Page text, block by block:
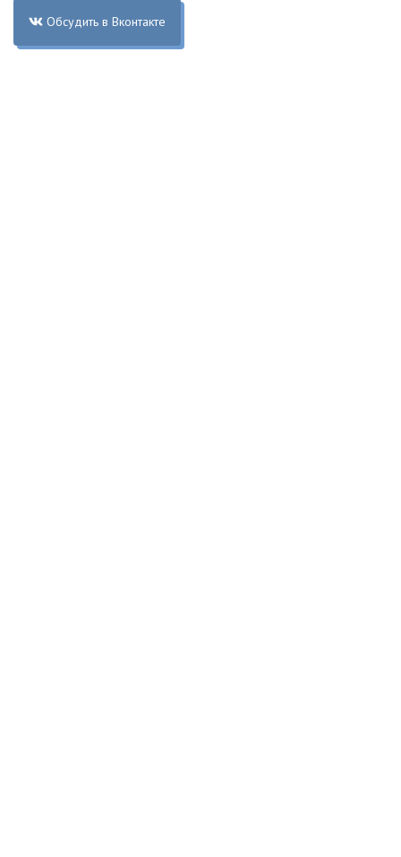
Обсудить в Вконтакте